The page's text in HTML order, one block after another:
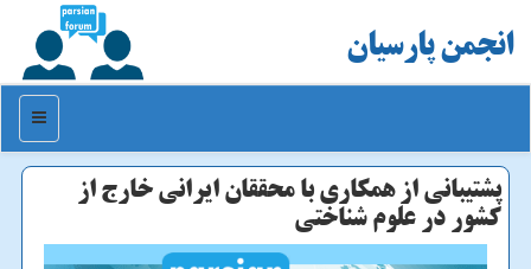
انجمن پارسیان
منو
پشتیبانی از همكاری با محققان ایرانی خارج از
كشور در علوم شناختی